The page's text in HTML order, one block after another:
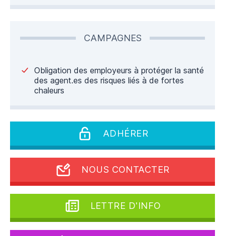
CAMPAGNES
Obligation des employeurs à protéger la santé
des agent.es des risques liés à de fortes
chaleurs
ADHÉRER
NOUS CONTACTER
LETTRE D'INFO